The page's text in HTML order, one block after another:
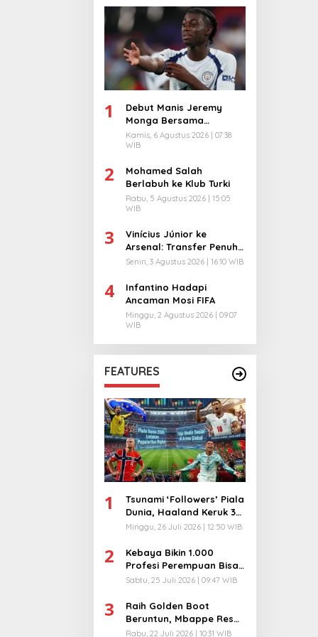
1
Debut Manis Jeremy
Monga Bersama
Manchester City
Kamis, 6 Agustus 2026 | 07:38
WIB
2
Mohamed Salah
Berlabuh ke Klub Turki
Rabu, 5 Agustus 2026 | 15:05
WIB
3
Vinícius Júnior ke
Arsenal: Transfer Penuh
Risiko
Senin, 3 Agustus 2026 | 16:10 WIB
4
Infantino Hadapi
Ancaman Mosi FIFA
Minggu, 2 Agustus 2026 | 09:07
WIB
FEATURES
1
Tsunami ‘Followers’ Piala
Dunia, Haaland Keruk 32
Juta, Kiper 40 Tahun
Minggu, 26 Juli 2026 | 12:50 WIB
2
Kebaya Bikin 1.000
Profesi Perempuan Bisa
Menyatu di Arena
Sabtu, 25 Juli 2026 | 09:47 WIB
3
Raih Golden Boot
Beruntun, Mbappe Resmi
Kunci Takhta Top Skor
Rabu, 22 Juli 2026 | 10:31 WIB